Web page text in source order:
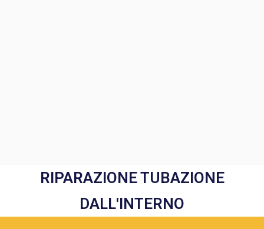
RIPARAZIONE TUBAZIONE
DALL'INTERNO